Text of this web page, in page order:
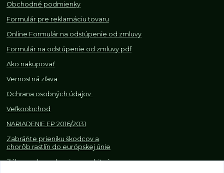
Obchodné podmienky
Formulár pre reklamáciu tovaru
Online Formulár na odstúpenie od zmluvy
Formulár na odstúpenie od zmluvy pdf
Ako nakupovať
Vernostná zľava
Ochrana osobných údajov
Veľkoobchod
NARIADENIE EP 2016/2031
Zabráňte prieniku škodcov a
chorôb rastlín do európskej únie
Zákazy, obmedzenia a osobitné